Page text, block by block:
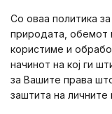
Со оваа политика
природата, обемот
користиме и
начинот на кој ги
за Вашите права
заштита на личните